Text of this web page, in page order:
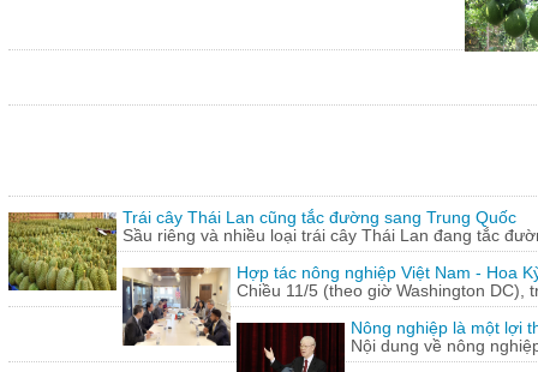
Trái cây Thái Lan cũng tắc đường sang Trung Quốc
Sầu riêng và nhiều loại trái cây Thái Lan đang tắc
Hợp tác nông nghiệp Việt Nam - Hoa
Chiều 11/5 (theo giờ Washington DC),
Nông nghiệp là một lợi
Nội dung về nông